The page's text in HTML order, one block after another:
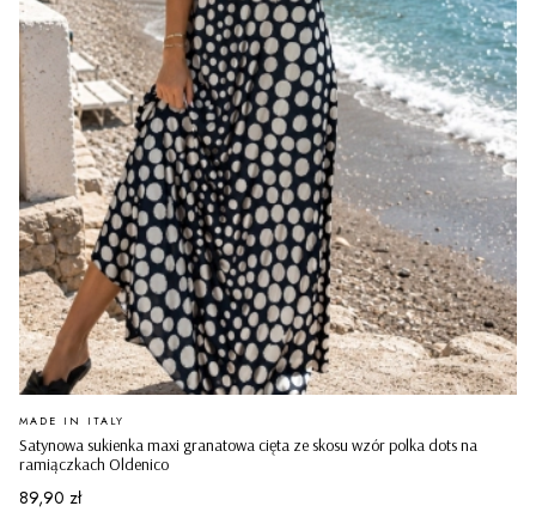
Satynowa sukienka maxi granatowa cięta ze skosu wzór polka dots na
ramiączkach Oldenico
PRODUCENT
MADE IN ITALY
Cena
89,90 zł